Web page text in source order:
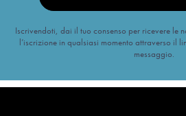
Iscrivendoti, dai il tuo consenso per ricevere le
l’iscrizione in qualsiasi momento attraverso il
messaggio.